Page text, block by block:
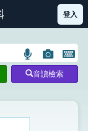
部首索引表圖示
登入
語
言
搜
示
圖
片
搜
開
鍵
圖
音讀檢索